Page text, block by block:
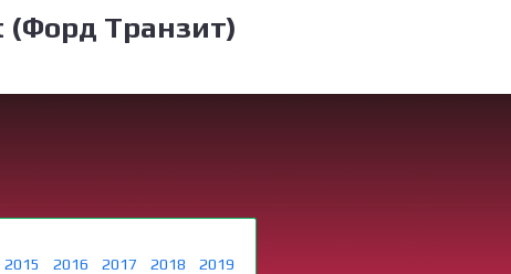
(Форд Транзит)
2015 2016 2017 2018
2019